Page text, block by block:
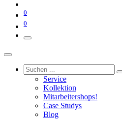
0
0
Service
Kollektion
Mitarbeitershops!
Case Studys
Blog